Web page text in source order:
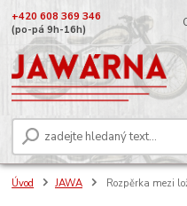
+420 608 369 346
(po-pá 9h-16h)
Úvod JAWA Rozpěrka mezi